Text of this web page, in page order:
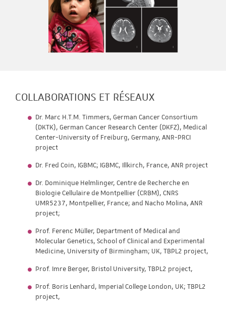
COLLABORATIONS ET RÉSEAUX
Dr. Marc H.T.M. Timmers, German Cancer Consortium
(DKTK), German Cancer Research Center (DKFZ), Medical
Center-University of Freiburg, Germany, ANR-PRCI
project
Dr. Fred Coin, IGBMC; IGBMC, Illkirch, France, ANR project
Dr. Dominique Helmlinger, Centre de Recherche en
Biologie Cellulaire de Montpellier (CRBM), CNRS
UMR5237, Montpellier, France; and Nacho Molina, ANR
project;
Prof. Ferenc Müller, Department of Medical and
Molecular Genetics, School of Clinical and Experimental
Medicine, University of Birmingham; UK, TBPL2 project,
Prof. Imre Berger, Bristol University, TBPL2 project,
Prof. Boris Lenhard, Imperial College London, UK; TBPL2
project,